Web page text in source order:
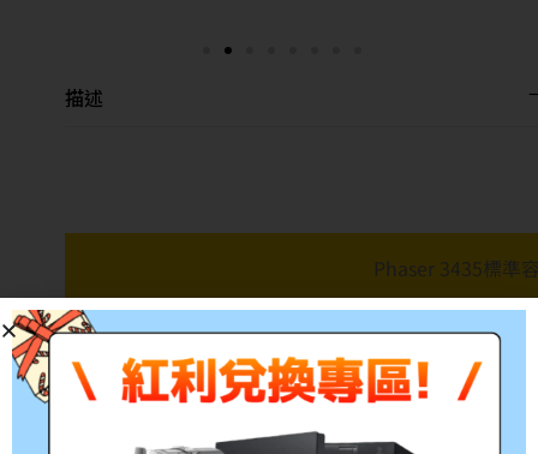
描述
Phaser 3435標準
產品料號:CWAA0762 適用機型:Phaser 3435
參考印量:8,000張 備註:所有的印量均是